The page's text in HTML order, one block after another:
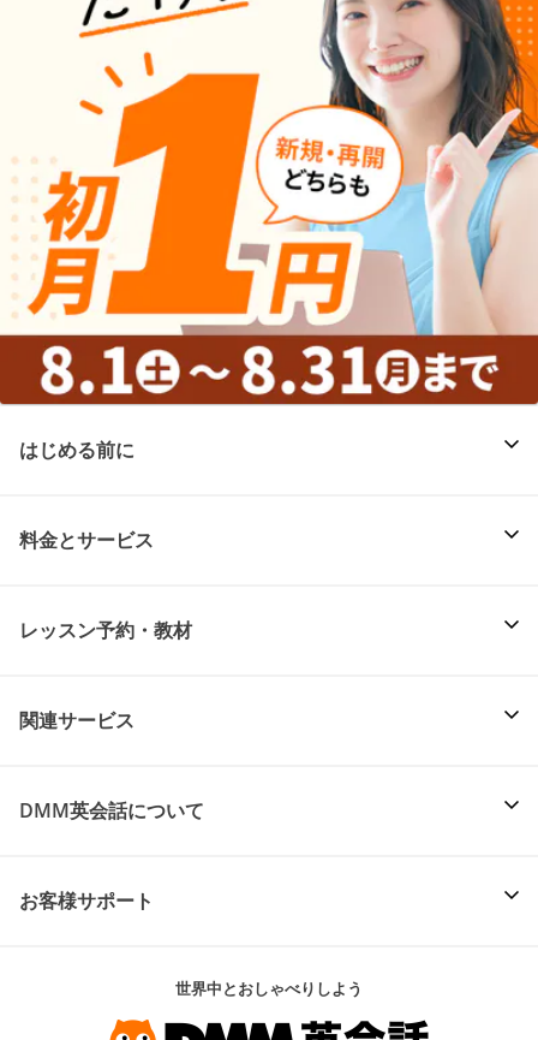
はじめる前に
料金とサービス
レッスン予約・教材
関連サービス
DMM英会話について
お客様サポート
世界中とおしゃべりしよう